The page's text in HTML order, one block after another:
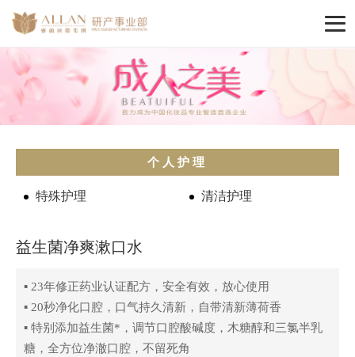
个人护理
特殊护理 清洁护理
益生菌净爽漱口水
▪ 23年修正药业认证配方，安全有效，放心使用
▪ 20秒净化口腔，口气持久清新，自带清新薄荷香
▪ 特别添加益生菌*，调节口腔酸碱度，木糖醇和三氯半乳
糖，全方位净澈口腔，不留死角